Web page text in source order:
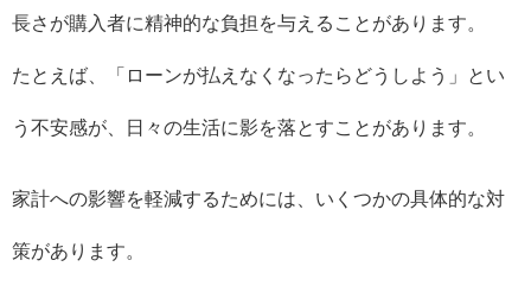
長さが購入者に精神的な負担を与えることがあります。
たとえば、「ローンが払えなくなったらどうしよう」とい
う不安感が、日々の生活に影を落とすことがあります。
家計への影響を軽減するためには、いくつかの具体的な対
策があります。